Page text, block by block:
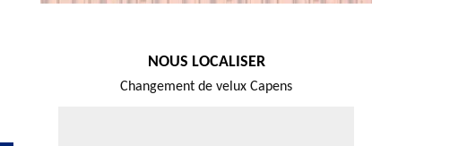
NOUS LOCALISER
Changement de velux Capens